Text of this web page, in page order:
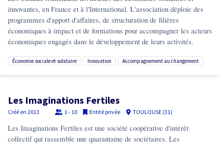
innovantes, en France et à l'International. L'association déploie des
programmes d'apport d'affaires, de structuration de filières
économiques à impact et de formations pour accompagner les acteurs
économiques engagés dans le développement de leurs activités.
économie sociale et solidaire innovation accompagnement au changement
Les Imaginations Fertiles
Créé en 2013 1 - 10 Entité privée TOULOUSE (31)
Les Imaginations Fertiles est une société coopérative d'intérêt
collectif qui rassemble une quarantaine de sociétaires. Les